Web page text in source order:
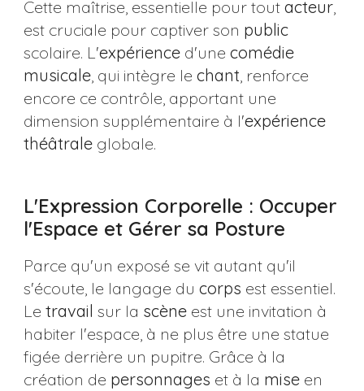
Cette maîtrise, essentielle pour tout acteur,
est cruciale pour captiver son public
scolaire. L'expérienced'une comédie
musicale, qui intègre le chant, renforce
encore ce contrôle, apportant une
dimension supplémentaire à l'expérience
théâtraleglobale.
L'Expression Corporelle : Occuper
l'Espace et Gérer sa Posture
Parce qu'un exposé se vit autant qu'il
s'écoute, le langage du corps est essentiel.
Le travail sur la scèneest une invitation à
habiter l'espace, à ne plus être une statue
figée derrière un pupitre. Grâce à la
création de personnages et à la miseen